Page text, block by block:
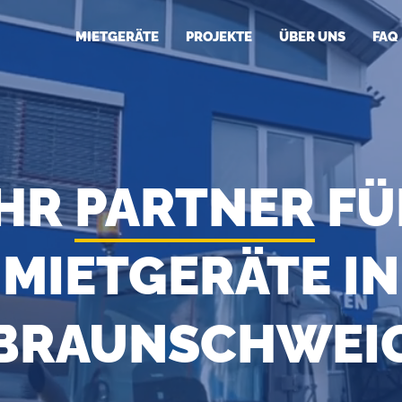
MIETGERÄTE PROJEKTE ÜBER UNS FAQ
PARTNER
MIETGERÄTE IN